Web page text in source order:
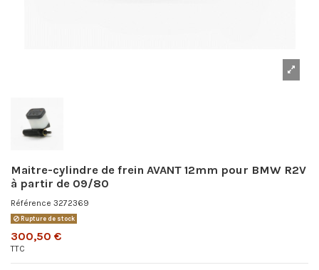
Maitre-cylindre de frein AVANT 12mm pour BMW R2V
à partir de 09/80
Référence 3272369
Rupture de stock
300,50 €
TTC